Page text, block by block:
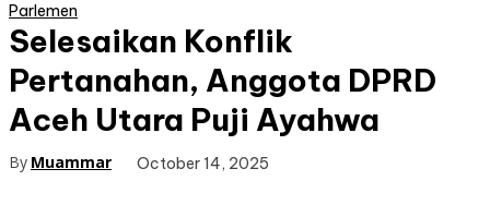
Parlemen
Selesaikan Konflik
Pertanahan, Anggota DPRD
Aceh Utara Puji Ayahwa
By Muammar October 14, 2025